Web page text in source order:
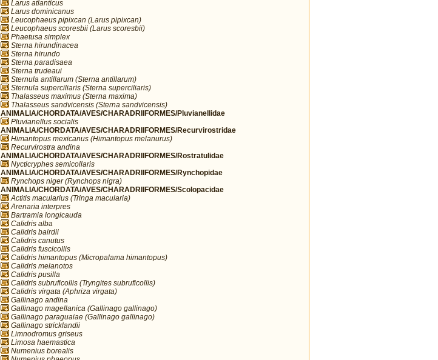
Larus atlanticus
Larus dominicanus
Leucophaeus pipixcan (Larus pipixcan)
Leucophaeus scoresbii (Larus scoresbii)
Phaetusa simplex
Sterna hirundinacea
Sterna hirundo
Sterna paradisaea
Sterna trudeaui
Sternula antillarum (Sterna antillarum)
Sternula superciliaris (Sterna superciliaris)
Thalasseus maximus (Sterna maxima)
Thalasseus sandvicensis (Sterna sandvicensis)
ANIMALIA/CHORDATA/AVES/CHARADRIIFORMES/Pluvianellidae
Pluvianellus socialis
ANIMALIA/CHORDATA/AVES/CHARADRIIFORMES/Recurvirostridae
Himantopus mexicanus (Himantopus melanurus)
Recurvirostra andina
ANIMALIA/CHORDATA/AVES/CHARADRIIFORMES/Rostratulidae
Nycticryphes semicollaris
ANIMALIA/CHORDATA/AVES/CHARADRIIFORMES/Rynchopidae
Rynchops niger (Rynchops nigra)
ANIMALIA/CHORDATA/AVES/CHARADRIIFORMES/Scolopacidae
Actitis macularius (Tringa macularia)
Arenaria interpres
Bartramia longicauda
Calidris alba
Calidris bairdii
Calidris canutus
Calidris fuscicollis
Calidris himantopus (Micropalama himantopus)
Calidris melanotos
Calidris pusilla
Calidris subruficollis (Tryngites subruficollis)
Calidris virgata (Aphriza virgata)
Gallinago andina
Gallinago magellanica (Gallinago gallinago)
Gallinago paraguaiae (Gallinago gallinago)
Gallinago stricklandii
Limnodromus griseus
Limosa haemastica
Numenius borealis